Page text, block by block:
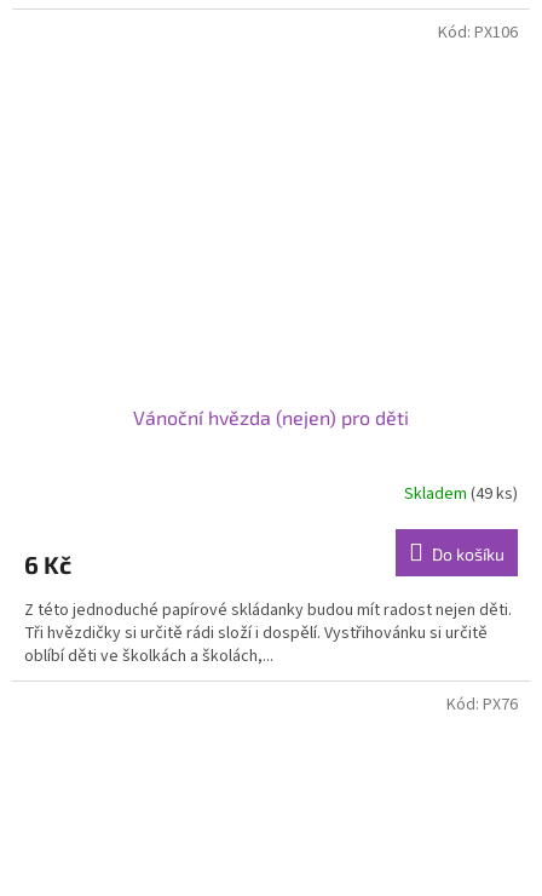
Vánoční hvězda (nejen) pro děti
je
z
5
hvězdiček.
Skladem(49 ks)
6 Kč Do košíku
Z této jednoduché papírové skládanky budou mít radost nejen děti.
Tři hvězdičky si určitě rádi složí i dospělí. Vystřihovánku si určitě
oblíbí děti ve školkách a školách,...
Kód: PX106
Kód: PX76